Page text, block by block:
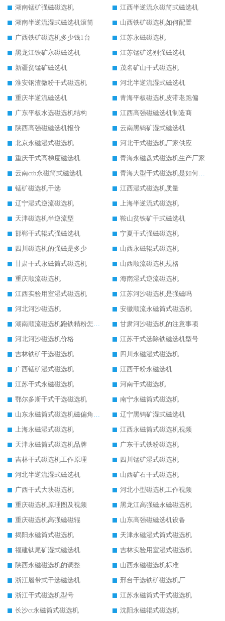
湖南锰矿强磁磁选机
江西半逆流永磁筒式磁选机
湖南半逆流湿式磁选机滚筒
山西铁矿磁选机如何配置
广西铁矿磁选机多少钱1台
江苏永磁磁选机
黑龙江铁矿永磁磁选机
江苏锰矿选别强磁选机
新疆贫锰矿磁选机
茂名矿山干式磁选机
淮安钢渣微粉干式磁选机
河北半逆流湿式磁选机
重庆半逆流磁选机
青海平板磁选机皮带老跑偏
广东平板水选磁选机结构
江西高强磁磁选机制造商
陕西高强磁磁选机报价
云南黑钨矿湿式磁选机
北京永磁湿式磁选机
河北干式磁选机厂家供应
重庆干式高梯度磁选机
青海永磁盘式磁选机生产厂家
云南ctb永磁筒式磁选机
青海大型干式磁选机是如何选矿的
锰矿磁选机干选
江西湿式磁选机质量
辽宁湿式逆流磁选机
上海半逆流式磁选机
天津磁选机半逆流型
鞍山贫铁矿干式磁选机
邯郸干式辊式强磁选机
宁夏干式强磁磁选机
四川磁选机的强磁是多少
山西永磁辊式磁选机
甘肃干式永磁筒式磁选机
山西顺流磁选机规格
重庆顺流磁选机
海南湿式逆流磁选机
江西实验用室湿式磁选机
江苏河沙磁选机是强磁吗
河北河沙磁选机
安徽顺流永磁筒式磁选机
湖南顺流磁选机跑铁精粉怎么处理
甘肃河沙磁选机的注意事项
河北河沙磁选机价格
江苏干式选除铁磁选机型号
吉林铁矿干选磁选机
四川永磁湿式磁选机
广西锰矿湿式磁选机
江西干粉永磁选机
江苏干式永磁磁选机
河南干式磁选机
鄂尔多斯干式干选磁选机
南宁永磁筒式磁选机
山东永磁筒式磁选机磁偏角怎么调整
辽宁黑钨矿湿式磁选机
上海永磁湿式磁选机
江西永磁筒式磁选机视频
天津永磁筒式磁选机品牌
广东干式铁粉磁选机
吉林干式磁选机工作原理
四川锰矿湿式磁选机
河北半逆流湿式磁选机
山西矿石干式磁选机
广西干式大块磁选机
河北小型磁选机工作视频
重庆磁选机原理图及视频
黑龙江高强磁永磁磁选机
重庆磁选机高强磁磁辊
山东高强磁磁选机设备
揭阳永磁筒式磁选机
天津永磁湿式筒式磁选机
福建钛尾矿湿式磁选机
吉林实验用室湿式磁选机
陕西永磁磁选机的调整
山西永磁磁选机标准
浙江履带式干选磁选机
邢台干选铁矿磁选机厂
浙江干式磁选机型号
江苏永磁筒式干式磁选机
长沙ct永磁筒式磁选机
沈阳永磁辊式磁选机